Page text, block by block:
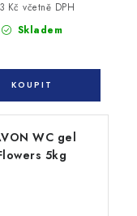
Skladem
Kč včetně DPH
WC gel
5kg